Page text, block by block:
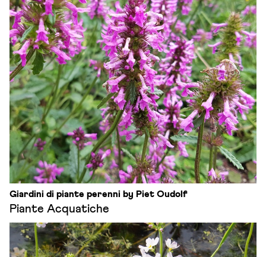
Giardini di piante perenni by Piet Oudolf
Piante Acquatiche